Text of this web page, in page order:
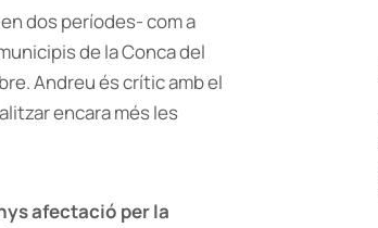
dos períodes- com a
de la Conca del
Andreu és crític amb el
encara més les
afectació per la